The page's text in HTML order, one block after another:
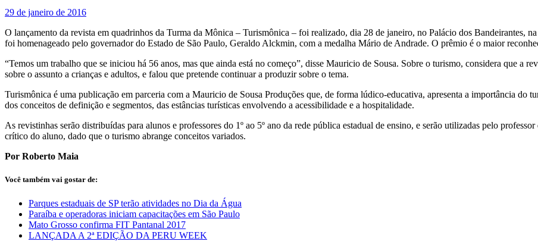
29 de janeiro de 2016
O lançamento da revista em quadrinhos da Turma da Mônica – Turismônica – foi realizado, dia 28 de janeiro, no Palácio dos Bandeirantes,
foi homenageado pelo governador do Estado de São Paulo, Geraldo Alckmin, com a medalha Mário de Andrade. O prêmio é o maior
“Temos um trabalho que se iniciou há 56 anos, mas que ainda está no começo”, disse Mauricio de Sousa. Sobre o turismo, considera que a
sobre o assunto a crianças e adultos, e falou que pretende continuar a produzir sobre o tema.
Turismônica é uma publicação em parceria com a Mauricio de Sousa Produções que, de forma lúdico-educativa, apresenta a importância do
dos conceitos de definição e segmentos, das estâncias turísticas envolvendo a acessibilidade e a hospitalidade.
As revistinhas serão distribuídas para alunos e professores do 1º ao 5º ano da rede pública estadual de ensino, e serão utilizadas pelo
crítico do aluno, dado que o turismo abrange conceitos variados.
Por Roberto Maia
Você também vai gostar de:
Parques estaduais de SP terão atividades no Dia da Água
Paraíba e operadoras iniciam capacitações em São Paulo
Mato Grosso confirma FIT Pantanal 2017
LANÇADA A 2ª EDIÇÃO DA PERU WEEK